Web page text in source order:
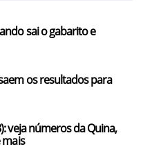
sai o gabarito e
os resultados para
veja números da Quina,
mais